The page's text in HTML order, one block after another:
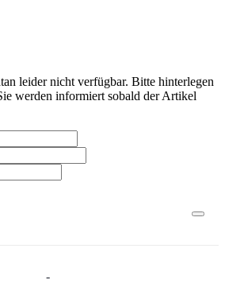
leider nicht verfügbar. Bitte hinterlegen
werden informiert sobald der Artikel
-